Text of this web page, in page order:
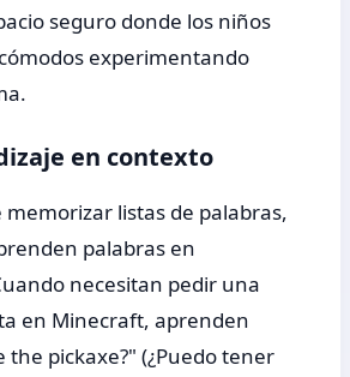
seguro donde los niños
experimentando
en contexto
memorizar listas de palabras,
palabras en
necesitan pedir una
en Minecraft, aprenden
the pickaxe?" (¿Puedo tener